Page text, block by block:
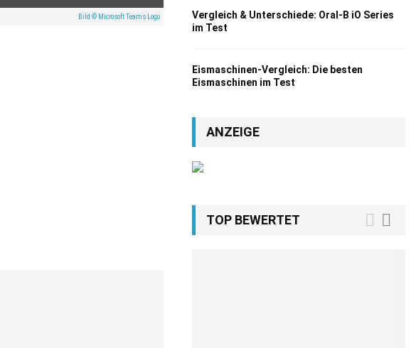
Bild © Microsoft Teams Logo
Vergleich & Unterschiede: Oral-B iO Series
im Test
Eismaschinen-Vergleich: Die besten
Eismaschinen im Test
ANZEIGE
TOP BEWERTET